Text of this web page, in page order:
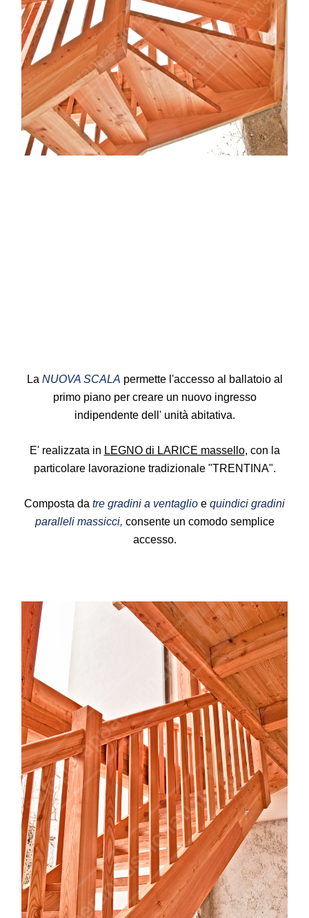
La NUOVA SCALA permette l'accesso al ballatoio al
primo piano per creare un nuovo ingresso
indipendente dell' unità abitativa.
E' realizzata in LEGNO di LARICE massello, con la
particolare lavorazione tradizionale "TRENTINA".
Composta da tre gradini a ventaglio e quindici gradini
paralleli massicci, consente un comodo semplice
accesso.